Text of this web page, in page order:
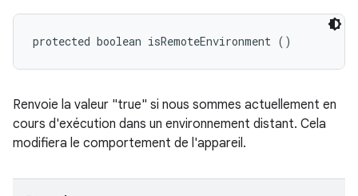
protected boolean isRemoteEnvironment ()
Renvoie la valeur "true" si nous sommes actuellement en
cours d'exécution dans un environnement distant. Cela
modifiera le comportement de l'appareil.